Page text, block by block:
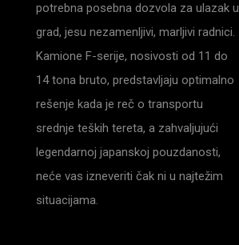
potrebna posebna dozvola za ulazak u
grad, jesu nezamenljivi, marljivi radnici.
Kamione F-serije, nosivosti od 11 do
14 tona bruto, predstavljaju optimalno
rešenje kada je reč o transportu
srednje teških tereta, a zahvaljujući
legendarnoj japanskoj pouzdanosti,
neće vas izneveriti čak ni u najtežim
situacijama.